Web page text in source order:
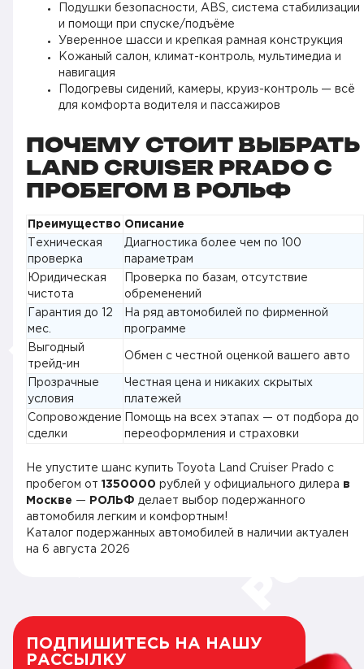
Подушки безопасности, ABS, система стабилизации
и помощи при спуске/подъёме
Уверенное шасси и крепкая рамная конструкция
Кожаный салон, климат-контроль, мультимедиа и
навигация
Подогревы сидений, камеры, круиз-контроль — всё
для комфорта водителя и пассажиров
ПОЧЕМУ СТОИТ ВЫБРАТЬ
LAND CRUISER PRADO С
ПРОБЕГОМ В РОЛЬФ
Преимущество Описание
Техническая
проверка
Диагностика более чем по 100
параметрам
Юридическая
чистота
Проверка по базам, отсутствие
обременений
Гарантия до 12
мес.
На ряд автомобилей по фирменной
программе
Выгодный
трейд-ин
Обмен с честной оценкой вашего авто
Прозрачные
условия
Честная цена и никаких скрытых
платежей
Сопровождение
сделки
Помощь на всех этапах — от подбора до
переоформления и страховки
Не упустите шанс купить Toyota Land Cruiser Prado с
пробегом от 1350000 рублей у официального дилера в
Москве — РОЛЬФ делает выбор подержанного
автомобиля легким и комфортным!
Каталог подержанных автомобилей в наличии актуален
на 6 августа 2026
ПОДПИШИТЕСЬ НА НАШУ
РАССЫЛКУ